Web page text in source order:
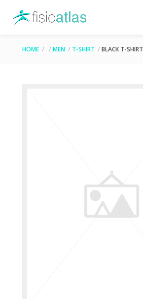
HOME MEN T-SHIRT BLACK T-SHIRT